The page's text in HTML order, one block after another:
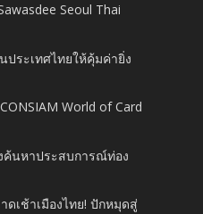
Seoul Thai
ประเทศไทยให้คุ้มค่ายิ่ง
World of Card
ค้นหาประสบการณ์ท่อง
ดเช้าเมืองไทย! ปักหมุดสู่